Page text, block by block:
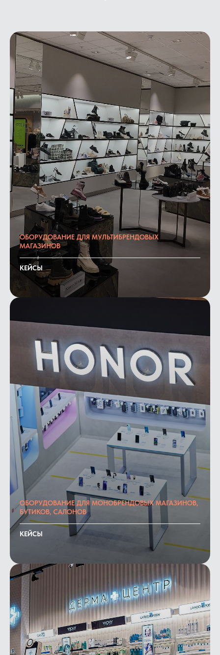
ОБОРУДОВАНИЕ ДЛЯ МУЛЬТИБРЕНДОВЫХ
МАГАЗИНОВ
КЕЙСЫ
ОБОРУДОВАНИЕ ДЛЯ МОНОБРЕНДОВЫХ МАГАЗИНОВ,
БУТИКОВ, САЛОНОВ
КЕЙСЫ